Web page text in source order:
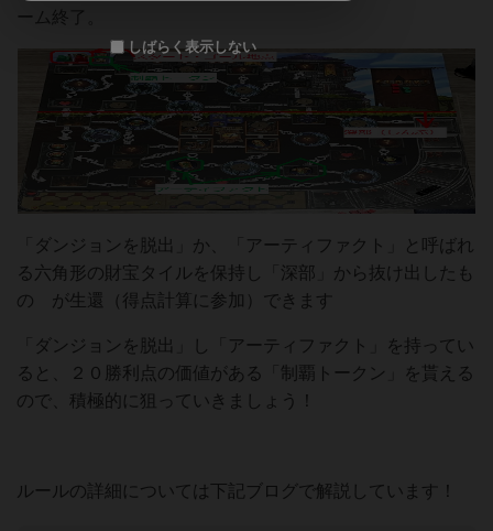
ーム終了。
「ダンジョンを脱出」か、「アーティファクト」と呼ばれ
る六角形の財宝タイルを保持し「深部」から抜け出したも
の が生還（得点計算に参加）できます
「ダンジョンを脱出」し「アーティファクト」を持ってい
ると、２０勝利点の価値がある「制覇トークン」を貰える
ので、積極的に狙っていきましょう！
ルールの詳細については下記ブログで解説しています！
しばらく表示しない